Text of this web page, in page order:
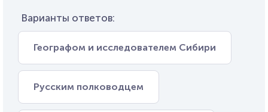
Варианты ответов:
Географом и исследователем Сибири
Русским полководцем